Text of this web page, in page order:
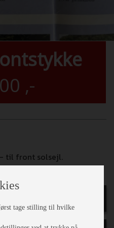
,-
til front solsejl.
tage stilling til hvilke